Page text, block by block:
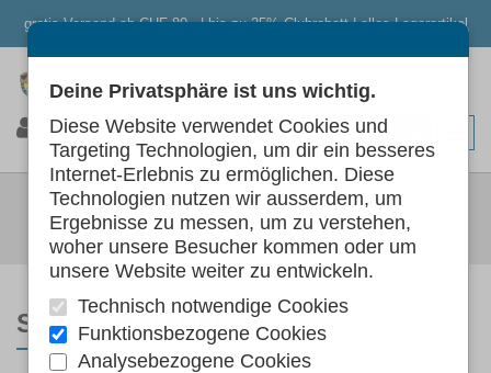
gratis Versand ab CHF 80.- | bis zu 25% Clubrabatt | alles Lagerartikel
0 0 0
BÜCHER
Hunde Bücher
SORTIEREN NACH
Deine Privatsphäre ist uns wichtig.
Diese Website verwendet Cookies und
Targeting Technologien, um dir ein besseres
Internet-Erlebnis zu ermöglichen. Diese
Technologien nutzen wir ausserdem, um
Ergebnisse zu messen, um zu verstehen,
woher unsere Besucher kommen oder um
unsere Website weiter zu entwickeln.
Technisch notwendige Cookies
Funktionsbezogene Cookies
Analysebezogene Cookies